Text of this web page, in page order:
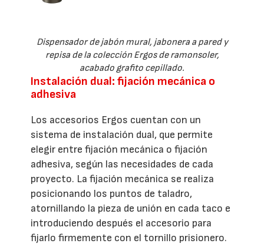
Dispensador de jabón mural, jabonera a pared y
repisa de la colección Ergos de ramonsoler,
acabado grafito cepillado.
Instalación dual: fijación mecánica o
adhesiva
Los accesorios Ergos cuentan con un
sistema de instalación dual, que permite
elegir entre fijación mecánica o fijación
adhesiva, según las necesidades de cada
proyecto. La fijación mecánica se realiza
posicionando los puntos de taladro,
atornillando la pieza de unión en cada taco e
introduciendo después el accesorio para
fijarlo firmemente con el tornillo prisionero.